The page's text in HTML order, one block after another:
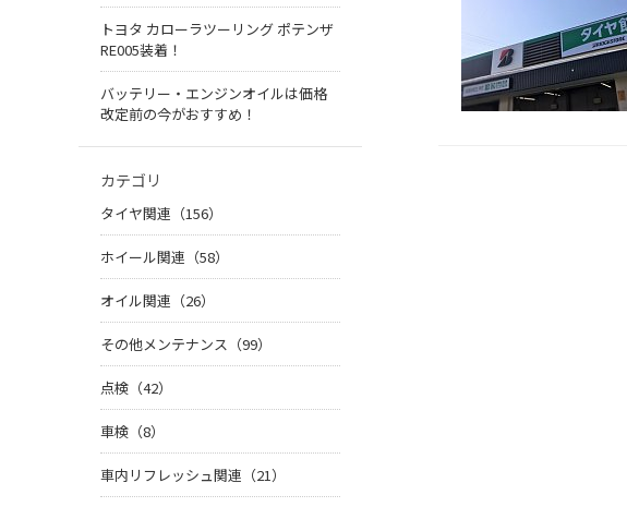
トヨタ カローラツーリング ポテンザ
RE005装着！
バッテリー・エンジンオイルは価格
改定前の今がおすすめ！
カテゴリ
タイヤ関連（156）
ホイール関連（58）
オイル関連（26）
その他メンテナンス（99）
点検（42）
車検（8）
車内リフレッシュ関連（21）